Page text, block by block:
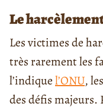
Le
Les victimes de
très rarement les
l’indiquel’ONU,
des défis majeurs.